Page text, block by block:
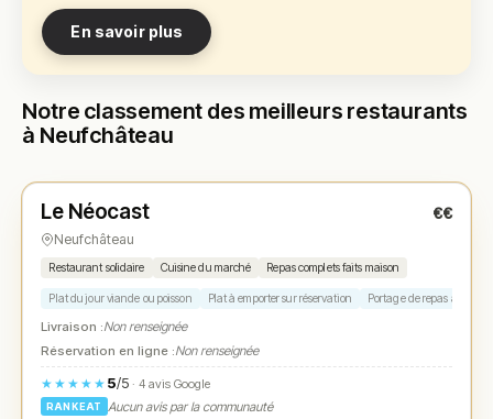
En savoir plus
Notre classement des meilleurs restaurants
à Neufchâteau
★ N° 1
Le Néocast €€
Neufchâteau
Restaurant solidaire Cuisine du marché Repas complets faits maison
Plat du jour viande ou poisson Plat à emporter sur réservation Portage de repas à
Livraison :Non renseignée
Réservation en ligne :Non renseignée
★★★★★ 5/5· 4 avis Google
RANKEAT
Aucun avis par la communauté